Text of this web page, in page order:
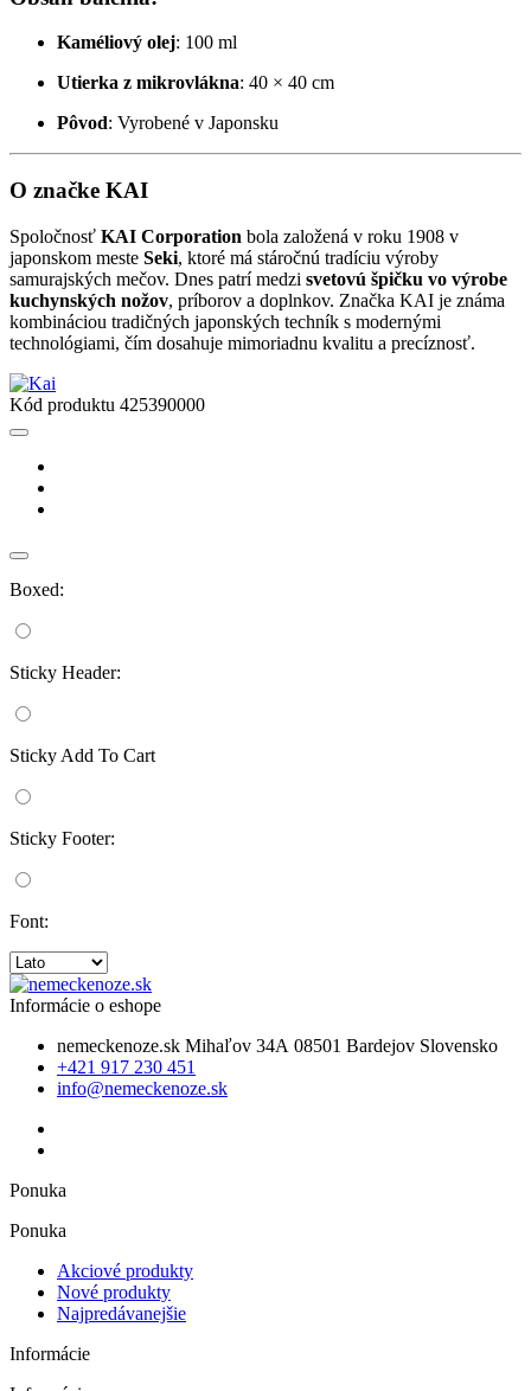
Kaméliový olej: 100 ml
Utierka z mikrovlákna: 40 × 40 cm
Pôvod: Vyrobené v Japonsku
O značke KAI
Spoločnosť KAI Corporation bola založená v roku 1908 v
japonskom meste Seki, ktoré má stáročnú tradíciu výroby
samurajských mečov. Dnes patrí medzi svetovú špičku vo výrobe
kuchynských nožov, príborov a doplnkov. Značka KAI je známa
kombináciou tradičných japonských techník s modernými
technológiami, čím dosahuje mimoriadnu kvalitu a precíznosť.
Kód produktu 425390000
Boxed:
Sticky Header:
Sticky Add To Cart
Sticky Footer:
Font:
Informácie o eshope
nemeckenoze.sk Mihaľov 34A 08501 Bardejov Slovensko
+421 917 230 451
info@nemeckenoze.sk
Ponuka
Ponuka
Akciové produkty
Nové produkty
Najpredávanejšie
Informácie